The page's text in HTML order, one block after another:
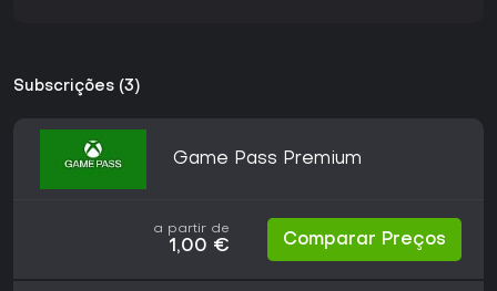
Subscrições (3)
Game Pass Premium
a partir de
1,00 € Comparar Preços